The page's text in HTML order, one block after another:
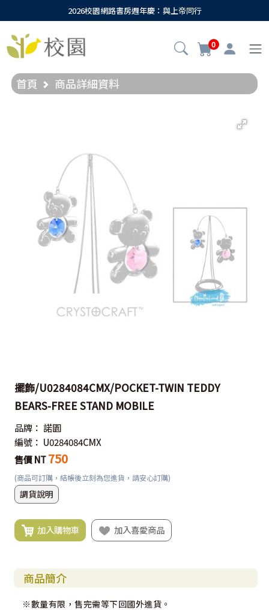
2026校園網路書房週年慶：與上帝同行
0
首頁 商品詳細資料
擺飾/U0284084CMX/POCKET-TWIN TEDDY
BEARS-FREE STAND MOBILE
品牌： 諾園
編號： U0284084CMX
售價 NT 750
(商品可訂購，結帳後立刻為您進貨，請安心訂購)
調貨說明
加入購物車 加入喜愛商品
商品簡介
※數量有限，售完需等下回國外進貨。